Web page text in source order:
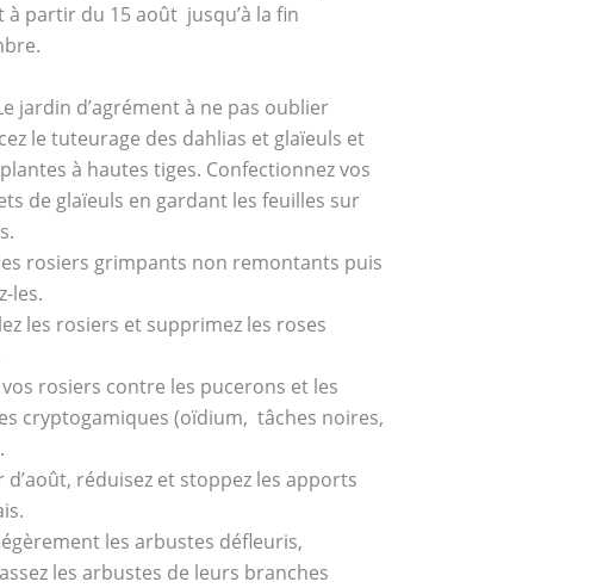
à partir du 15 août jusqu’à la fin
jardin d’agrément à ne pas oublier
le tuteurage des dahlias et glaïeuls et
à hautes tiges. Confectionnez vos
de glaïeuls en gardant les feuilles sur
rosiers grimpants non remontants puis
les.
les rosiers et supprimez les roses
rosiers contre les pucerons et les
cryptogamiques (oïdium, tâches noires,
d’août, réduisez et stoppez les apports
les arbustes défleuris,
les arbustes de leurs branches